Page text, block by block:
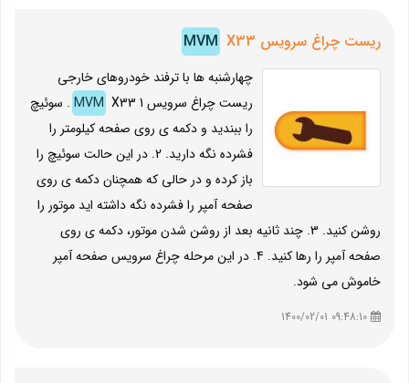
ریست چراغ سرویس MVM X33
چهارشنبه ها با ترفند خودروهای خارجی
ریست چراغ سرویس
MVM X33 1. سوئيچ
را ببنديد و دکمه ي روي صفحه کيلومتر را
فشرده نگه داريد. 2. در اين حالت سوئيچ را
باز کرده و در حالي که همچنان دکمه ي روي
صفحه آمپر را فشرده نگه داشته ايد موتور را
روشن کنيد. 3. چند ثانيه بعد از روشن شدن موتور، دکمه ي روي
صفحه آمپر را رها کنيد. 4. در اين مرحله چراغ سرويس صفحه آمپر
خاموش مي شود.